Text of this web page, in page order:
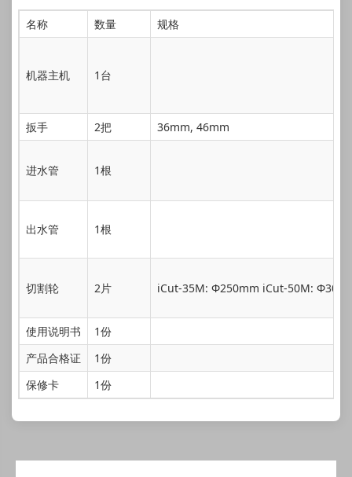
名称 数量 规格
机器主机 1台
扳手 2把 36mm, 46mm
进水管 1根
出水管 1根
切割轮 2片 iCut-35M: Ф250mm iCut-50M:
使用说明书
1份
产品合格证
1份
保修卡
1份